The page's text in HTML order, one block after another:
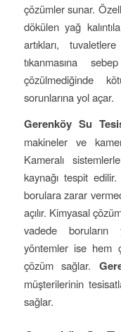
çözümler sunar.
dökülen yağ
artıkları,
tıkanmasına
çözülmediğinde
sorunlarına yol açar.
Gerenköy Su
makineler ve
Kameralı
kaynağı tespit edilir.
borulara zarar
açılır. Kimyasal
vadede boruların
yöntemler ise hem
çözüm sağlar.
müşterilerinin
sağlar.